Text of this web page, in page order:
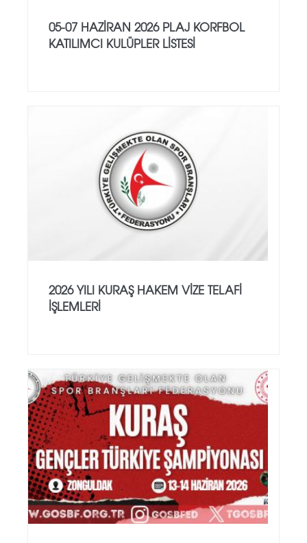
05-07 HAZİRAN 2026 PLAJ KORFBOL
KATILIMCI KULÜPLER LİSTESİ
2026 YILI KURAŞ HAKEM VİZE TELAFİ
İŞLEMLERİ